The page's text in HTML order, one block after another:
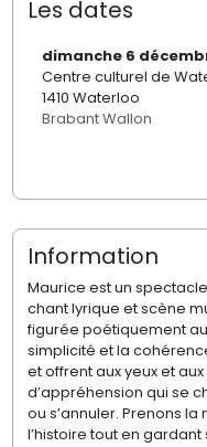
Les dates
dimanche 6
Centre culturel de
1410 Waterloo
Brabant Wallon
Information
Maurice est un
chant lyrique et scène
figurée poétiquement
simplicité et la
et offrent aux yeux et
d’appréhension qui se
ou s’annuler. Prenons
l’histoire tout en